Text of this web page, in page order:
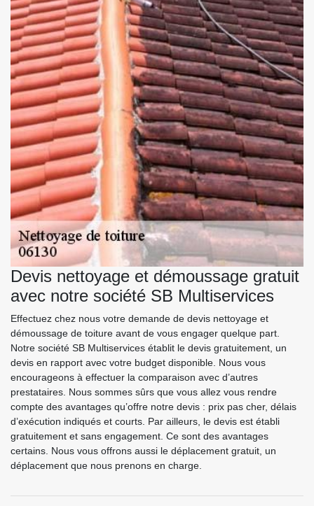
Devis nettoyage et démoussage gratuit
avec notre société SB Multiservices
Effectuez chez nous votre demande de devis nettoyage et
démoussage de toiture avant de vous engager quelque part.
Notre société SB Multiservices établit le devis gratuitement, un
devis en rapport avec votre budget disponible. Nous vous
encourageons à effectuer la comparaison avec d’autres
prestataires. Nous sommes sûrs que vous allez vous rendre
compte des avantages qu’offre notre devis : prix pas cher, délais
d’exécution indiqués et courts. Par ailleurs, le devis est établi
gratuitement et sans engagement. Ce sont des avantages
certains. Nous vous offrons aussi le déplacement gratuit, un
déplacement que nous prenons en charge.